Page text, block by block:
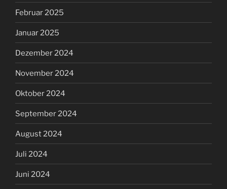
Februar 2025
Januar 2025
Dezember 2024
November 2024
Oktober 2024
September 2024
August 2024
Juli 2024
Juni 2024